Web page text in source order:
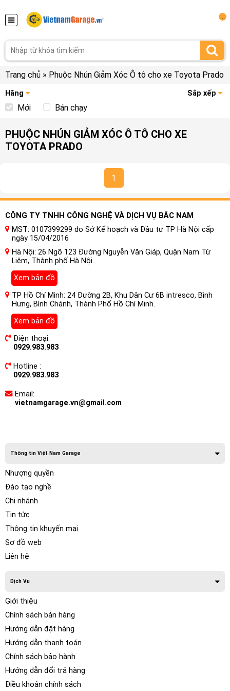
Trang chủ » Phuộc Nhún Giảm Xóc Ô tô cho xe Toyota Prado
Hãng Sắp xếp
Mới Bán chạy
PHUỘC NHÚN GIẢM XÓC Ô TÔ CHO XE
TOYOTA PRADO
1
CÔNG TY TNHH CÔNG NGHỆ VÀ DỊCH VỤ BẮC NAM
MST: 0107399299 do Sở Kế hoạch và Đầu tư TP Hà Nội cấp
ngày 15/04/2016
Hà Nội: 26 Ngõ 123 Đường Nguyễn Văn Giáp, Quận Nam Từ
Liêm, Thành phố Hà Nội.
Xem bản đồ
TP Hồ Chí Minh: 24 Đường 2B, Khu Dân Cư 6B intresco, Bình
Hưng, Bình Chánh, Thành Phố Hồ Chí Minh.
Xem bản đồ
Điện thoại:
0929.983.983
Hotline :
0929.983.983
Email:
vietnamgarage.vn@gmail.com
Thông tin Việt Nam Garage
Nhượng quyền
Đào tạo nghề
Chi nhánh
Tin tức
Thông tin khuyến mại
Sơ đồ web
Liên hệ
Dịch Vụ
Giới thiệu
Chính sách bán hàng
Hướng dẫn đặt hàng
Hướng dẫn thanh toán
Chính sách bảo hành
Hướng dẫn đổi trả hàng
Điều khoản chính sách